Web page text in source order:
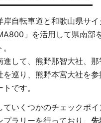
岸自転車道と和歌山県サ
」を活用して県南部
進して、熊野那智大社、
巡り、熊野本宮大社を参
です。
ていくつかのチェックポイ
ラリーを行っており、 先